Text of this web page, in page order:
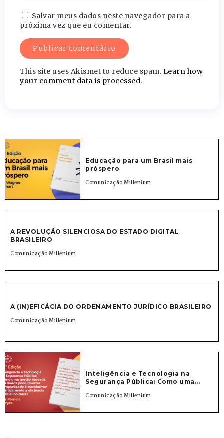
Salvar meus dados neste navegador para a
próxima vez que eu comentar.
This site uses Akismet to reduce spam. Learn how
your comment data is processed.
Educação para um Brasil mais
próspero
Comunicação Millenium
A REVOLUÇÃO SILENCIOSA DO ESTADO DIGITAL
BRASILEIRO
Comunicação Millenium
A (IN)EFICÁCIA DO ORDENAMENTO JURÍDICO BRASILEIRO
Comunicação Millenium
Inteligência e Tecnologia na
Segurança Pública: Como uma...
Comunicação Millenium